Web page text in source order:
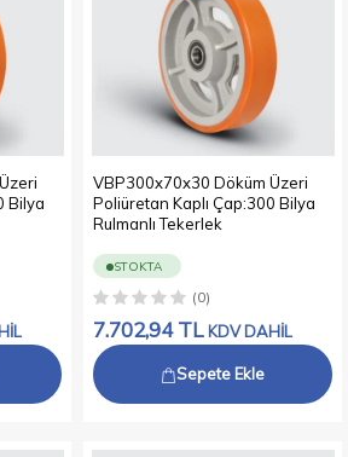
Bilya
VBP300x70x30 Döküm Üzeri
Poliüretan Kaplı Çap:300 Bilya
Rulmanlı Tekerlek
STOKTA
(0)
7.702,94TL KDV DAHİL
Sepete Ekle